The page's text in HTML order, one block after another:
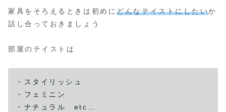
家具をそろえるときは初めにどんなテイストにしたいか
話し合っておきましょう
部屋のテイストは
・スタイリッシュ
・フェミニン
・ナチュラル etc…